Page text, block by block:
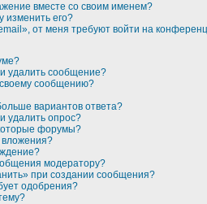
вместе со своим именем?
изменить его?
от меня требуют войти на
удалить сообщение?
своему сообщению?
вариантов ответа?
удалить опрос?
форумы?
вложения?
модератору?
при создании сообщения?
одобрения?